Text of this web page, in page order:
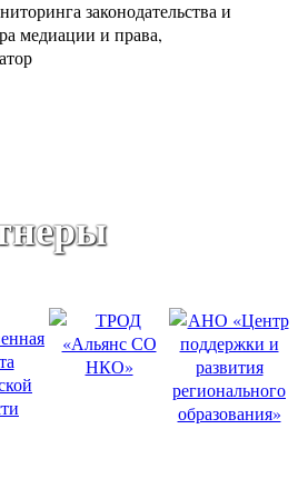
законодательства и
медиации и права,